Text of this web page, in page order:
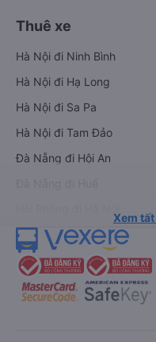
Thuê xe
Hà Nội đi Ninh Bình
Hà Nội đi Hạ Long
Hà Nội đi Sa Pa
Hà Nội đi Tam Đảo
Đà Nẵng đi Hội An
Xem